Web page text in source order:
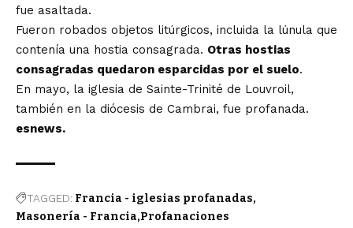
fue asaltada.
Fueron robados objetos litúrgicos, incluida la lúnula que
contenía una hostia consagrada. Otras hostias
consagradas quedaron esparcidas por el suelo.
En mayo, la iglesia de Sainte-Trinité de Louvroil,
también en la diócesis de Cambrai, fue profanada.
esnews.
TAGGED: Francia - iglesias profanadas
Masonería - Francia Profanaciones